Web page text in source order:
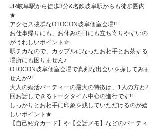
JR岐阜駅から徒歩3分&名鉄岐阜駅からも徒歩圏内
★
アクセス抜群なOTOCON岐阜個室会場!!
お仕事帰りにも、お休みの日にも立ち寄りやすいの
がうれしいポイント☆
駅チカなので、カップルになったお相手とお茶する
場所にも困りません♪
OTOCON岐阜個室会場で真剣な出会いを探してみま
せんか?!
大人の婚活パーティーの最大の特徴は、1人の方と2
回お話しできるトークタイム中心の進行です!!
しっかりとお相手に印象を残していただけるのが嬉
しいポイント★
【自己紹介カード】や【会話メモ】などのパーティ